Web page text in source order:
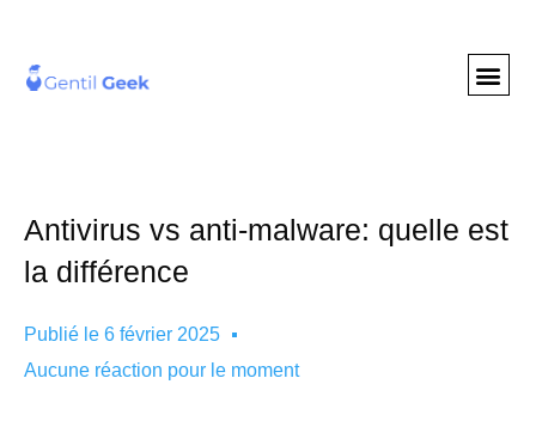
Antivirus vs anti-malware: quelle est
la différence
Publié le 6 février 2025
Aucune réaction pour le moment